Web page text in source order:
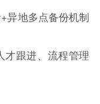
异地多点备份机制
才跟进、流程管理